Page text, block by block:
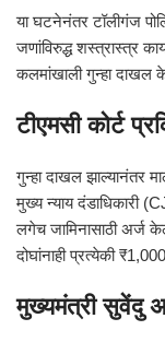
या घटनेनंतर टॉलीगंज
जणांविरुद्ध शस्त्रास्त्र
कलमांखाली गुन्हा दाखल
टीएमसी कोर्ट
गुन्हा दाखल झाल्यानंतर
मुख्य न्याय दंडाधिकारी
लगेच जामिनासाठी अर्ज
दोघांनाही प्रत्येकी
मुख्यमंत्री सुवेंदु